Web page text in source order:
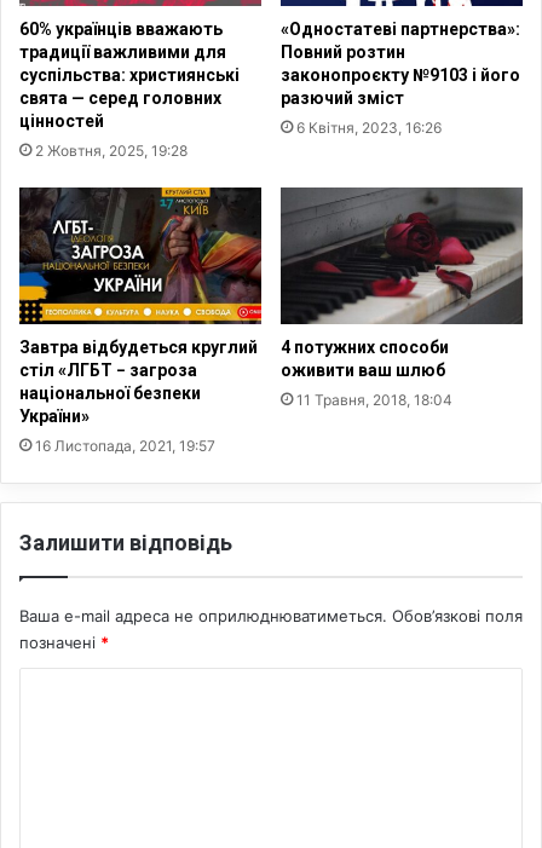
в
У
к
р
а
і
е
є
с
т
р
ц
і
ю
р
е
л
і
г
і
й
н
р
г
н
і
з
60% українців вважають
традиції важливими для
суспільства: християнські
свята — серед головних
цінностей
2 Жовтня, 2025, 19:28
«Одностатеві партнерства»:
Повний розтин
законопроєкту №9103 і його
разючий зміст
6 Квітня, 2023, 16:26
Завтра відбудеться круглий
стіл «ЛГБТ − загроза
національної безпеки
України»
16 Листопада, 2021, 19:57
4 потужних способи
оживити ваш шлюб
11 Травня, 2018, 18:04
Залишити відповідь
Ваша e-mail адреса не оприлюднюватиметься. Обов’язкові поля
позначені *